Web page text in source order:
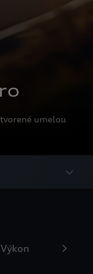
umelou
Výkon Dizajn